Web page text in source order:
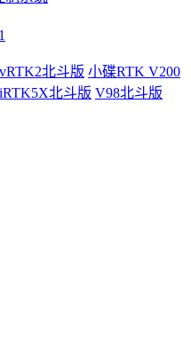
北斗版 小碟RTK V200
iRTK5X北斗版 V98北斗版